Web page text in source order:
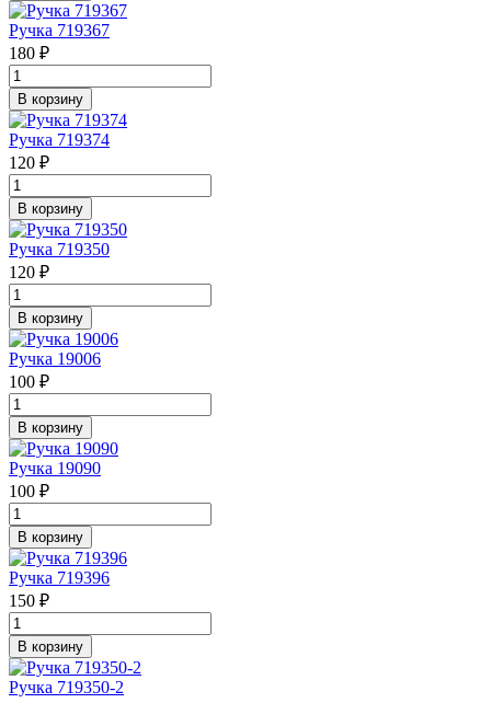
Ручка 719367
180 ₽
В корзину
Ручка 719374
120 ₽
В корзину
Ручка 719350
120 ₽
В корзину
Ручка 19006
100 ₽
В корзину
Ручка 19090
100 ₽
В корзину
Ручка 719396
150 ₽
В корзину
Ручка 719350-2